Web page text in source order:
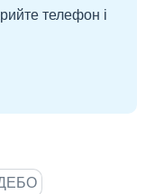
телефон і